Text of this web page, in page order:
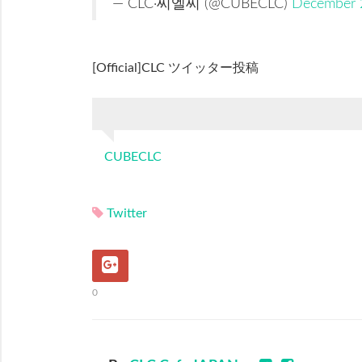
— CLC·씨엘씨 (@CUBECLC)
[Official]CLC ツイッター投稿
CUBECLC
Twitter
0